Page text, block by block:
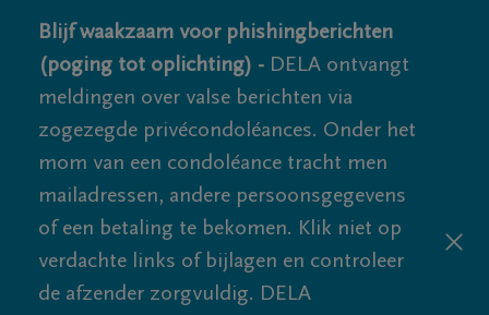
Blijf waakzaam voor phishingberichten
(poging tot oplichting) - DELA ontvangt
meldingen over valse berichten via
zogezegde privécondoléances. Onder het
mom van een condoléance tracht men
mailadressen, andere persoonsgegevens
of een betaling te bekomen. Klik niet op
verdachte links of bijlagen en controleer
de afzender zorgvuldig. DELA